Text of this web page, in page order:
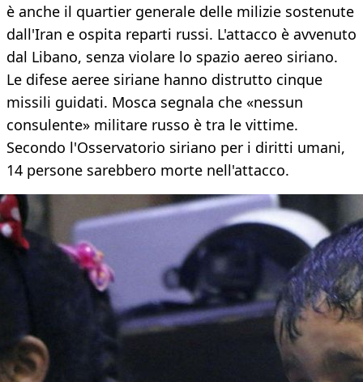
è anche il quartier generale delle milizie sostenute
dall'Iran e ospita reparti russi. L'attacco è avvenuto
dal Libano, senza violare lo spazio aereo siriano.
Le difese aeree siriane hanno distrutto cinque
missili guidati. Mosca segnala che «nessun
consulente» militare russo è tra le vittime.
Secondo l'Osservatorio siriano per i diritti umani,
14 persone sarebbero morte nell'attacco.